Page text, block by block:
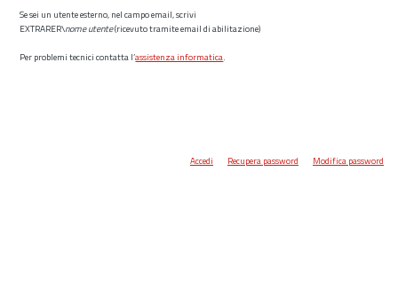
Se sei un utente esterno, nel campo email, scrivi
EXTRARER\nome utente(ricevuto tramite email di abilitazione)
Per problemi tecnici contatta l’assistenza informatica.
Accedi Recupera password Modifica password